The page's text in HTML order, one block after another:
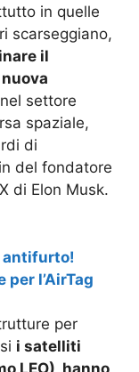
in quelle
scarseggiano,
il
settore
spaziale,
di
del fondatore
di Elon Musk.
antifurto!
l’AirTag
per
i satelliti